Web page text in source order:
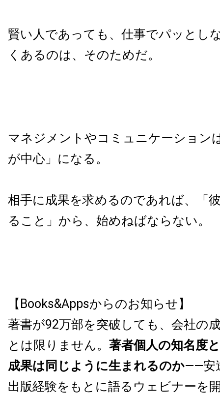
賢い人であっても、仕事でパッとし
くあるのは、そのためだ。
マネジメントやコミュニケーション
が中心」になる。
相手に成果を求めるのであれば、「
ること」から、始めねばならない。
【Books&Appsからのお知らせ】
著書が92万部を突破しても、会社の
とは限りません。 著者個人の知名度
成果は同じように生まれるのか——安
出版経験をもとに語るウェビナーを